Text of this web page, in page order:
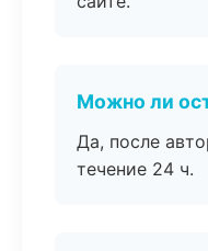
Можно ли
Да, после
течение 24 ч.